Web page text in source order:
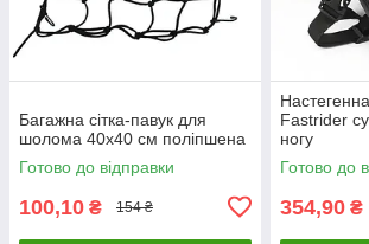
Багажна сітка-павук для
шолома 40х40 см поліпшена
Готово до відправки
100,10 ₴ 154 ₴
Fastrider
ногу
Готово до
354,90 ₴